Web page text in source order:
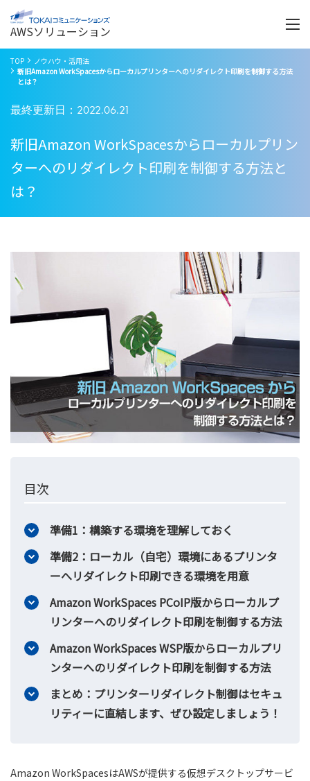
AWSソリューション
く
TOP
ノウハウ・活用法
新旧Amazon WorkSpacesからローカルプリンターへのリダイレクト印刷を制御する方法
とは？
最終更新日：2022.06.21
新旧Amazon WorkSpacesからローカルプリン
ターへのリダイレクト印刷を制御する方法と
は？
目次
準備1：構築する環境を理解しておく
準備2：ローカル（自宅）環境にあるプリンタ
ーへリダイレクト印刷できる環境を用意
Amazon WorkSpaces PCoIP版からローカルプ
リンターへのリダイレクト印刷を制御する方法
Amazon WorkSpaces WSP版からローカルプリ
ンターへのリダイレクト印刷を制御する方法
まとめ：プリンターリダイレクト制御はセキュ
リティーに直結します、ぜひ設定しましょう！
Amazon WorkSpacesはAWSが提供する仮想デスクトップサービ